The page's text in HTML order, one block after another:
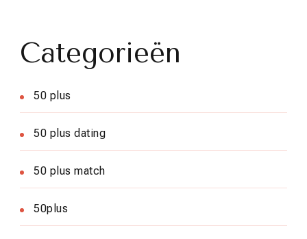
Categorieën
50 plus
50 plus dating
50 plus match
50plus